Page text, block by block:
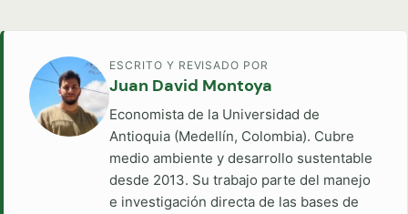
ESCRITO Y REVISADO POR
Juan David Montoya
Economista de la Universidad de
Antioquia (Medellín, Colombia). Cubre
medio ambiente y desarrollo sustentable
desde 2013. Su trabajo parte del manejo
e investigación directa de las bases de